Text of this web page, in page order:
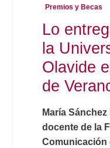
Comunicación
Doble Grado PER/
Periodismo
Publicidad y RR.PP
Doble Grado PER/
Secretaría
#miTFG
Boletines
Premios y Becas
Lo
la
Olavide
de
María
docente de la
Comunicación